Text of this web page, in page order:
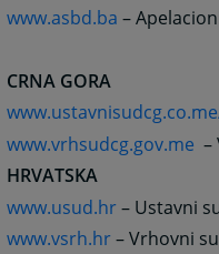
www.asbd.ba –
CRNA GORA
www.vrhsudcg.gov.me –
HRVATSKA
www.usud.hr– Ustavni
www.vsrh.hr– Vrhovni